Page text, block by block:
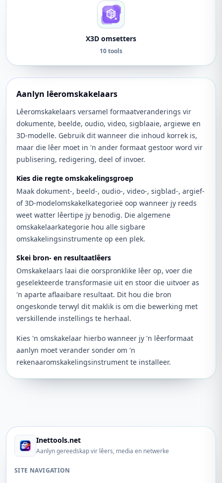
X3D omsetters
10 tools
Aanlyn lêeromskakelaars
Lêeromskakelaars versamel formaatveranderings vir
dokumente, beelde, oudio, video, sigblaaie, argiewe en
3D-modelle. Gebruik dit wanneer die inhoud korrek is,
maar die lêer moet in 'n ander formaat gestoor word vir
publisering, redigering, deel of invoer.
Kies die regte omskakelingsgroep
Maak dokument-, beeld-, oudio-, video-, sigblad-, argief-
of 3D-modelomskakelkategorieë oop wanneer jy reeds
weet watter lêertipe jy benodig. Die algemene
omskakelaarkategorie hou alle sigbare
omskakelingsinstrumente op een plek.
Skei bron- en resultaatlêers
Omskakelaars laai die oorspronklike lêer op, voer die
geselekteerde transformasie uit en stoor die uitvoer as
'n aparte aflaaibare resultaat. Dit hou die bron
ongeskonde terwyl dit maklik is om die bewerking met
verskillende instellings te herhaal.
Kies 'n omskakelaar hierbo wanneer jy 'n lêerformaat
aanlyn moet verander sonder om 'n
rekenaaromskakelingsinstrument te installeer.
Inettools.net
Aanlyn gereedskap vir lêers, media en netwerke
SITE NAVIGATION